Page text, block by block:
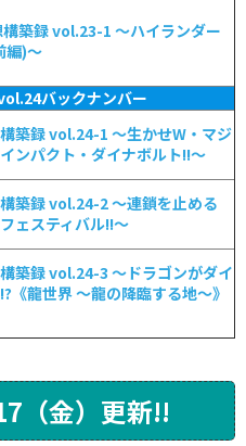
築録 vol.23-1 ～ハイランダー
編)～
バックナンバー
築録 vol.24-1 ～生かせW・マジ
ンパクト・ダイナボルト!!～
築録 vol.24-2 ～連鎖を止める
ェスティバル!!～
築録 vol.24-3 ～ドラゴンがダイ
《龍世界 ～龍の降臨する地～》
（金）更新!!